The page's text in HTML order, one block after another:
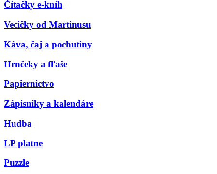
Čítačky e-kníh
Vecičky od Martinusu
Káva, čaj a pochutiny
Hrnčeky a fľaše
Papiernictvo
Zápisníky a kalendáre
Hudba
LP platne
Puzzle